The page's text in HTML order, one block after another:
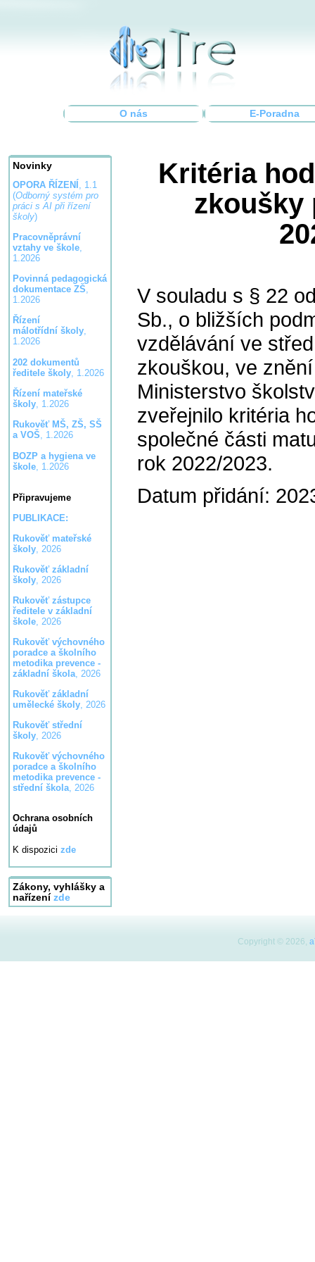
O nás E-Poradna
Novinky
OPORA ŘÍZENÍ , 1.1
(Odborný systém pro
práci s AI při řízení
školy)
Pracovněprávní
vztahy ve škole,
1.2026
Povinná pedagogická
dokumentace ZŠ,
1.2026
Řízení
málotřídní školy,
1.2026
202 dokumentů
ředitele školy, 1.2026
Řízení mateřské
školy, 1.2026
Rukověť MŠ, ZŠ, SŠ
a VOŠ, 1.2026
BOZP a hygiena ve
škole, 1.2026
Připravujeme
PUBLIKACE:
Rukověť mateřské
školy, 2026
Rukověť základní
školy, 2026
Rukověť zástupce
ředitele v základní
škole, 2026
Rukověť výchovného
poradce a školního
metodika prevence -
základní škola, 2026
Rukověť základní
umělecké školy, 2026
Rukověť střední
školy, 2026
Rukověť výchovného
poradce a školního
metodika prevence -
střední škola, 2026
Ochrana osobních
údajů
K dispozici zde
Zákony, vyhlášky a
nařízení zde
Kritéria
zkoušky
V souladu s § 22
Sb., o bližších
vzdělávání ve
zkouškou, ve
Ministerstvo
zveřejnilo kritéria
společné části
rok 2022/2023.
Datum přidání:
Copyright © 2026,